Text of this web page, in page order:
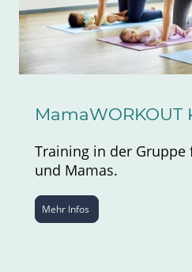
MamaWORKOUT
Training in der Gruppe
und Mamas.
Mehr Infos